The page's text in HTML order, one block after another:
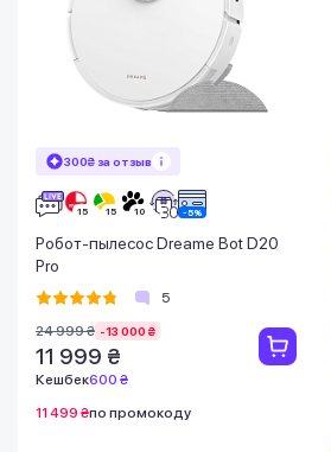
300₴ за отзыв
Робот-пылесос Dreame Bot D20
Pro
5
24 999 ₴ -13 000 ₴
11 999 ₴
Кешбек600 ₴
11 499 ₴по промокоду